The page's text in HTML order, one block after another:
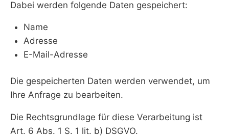
Dabei werden folgende Daten gespeichert:
Name
Adresse
E-Mail-Adresse
Die gespeicherten Daten werden verwendet, um
Ihre Anfrage zu bearbeiten.
Die Rechtsgrundlage für diese Verarbeitung ist
Art. 6 Abs. 1 S. 1 lit. b) DSGVO.